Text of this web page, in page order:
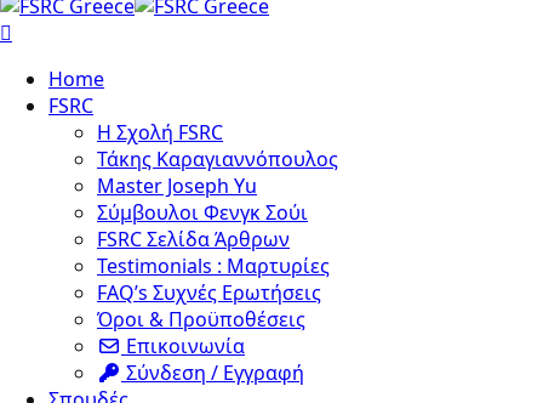
Home
FSRC
Η Σχολή FSRC
Τάκης Καραγιαννόπουλος
Master Joseph Yu
Σύμβουλοι Φενγκ Σούι
FSRC Σελίδα Άρθρων
Testimonials : Μαρτυρίες
FAQ’s Συχνές Ερωτήσεις
Όροι & Προϋποθέσεις
Επικοινωνία
Σύνδεση / Εγγραφή